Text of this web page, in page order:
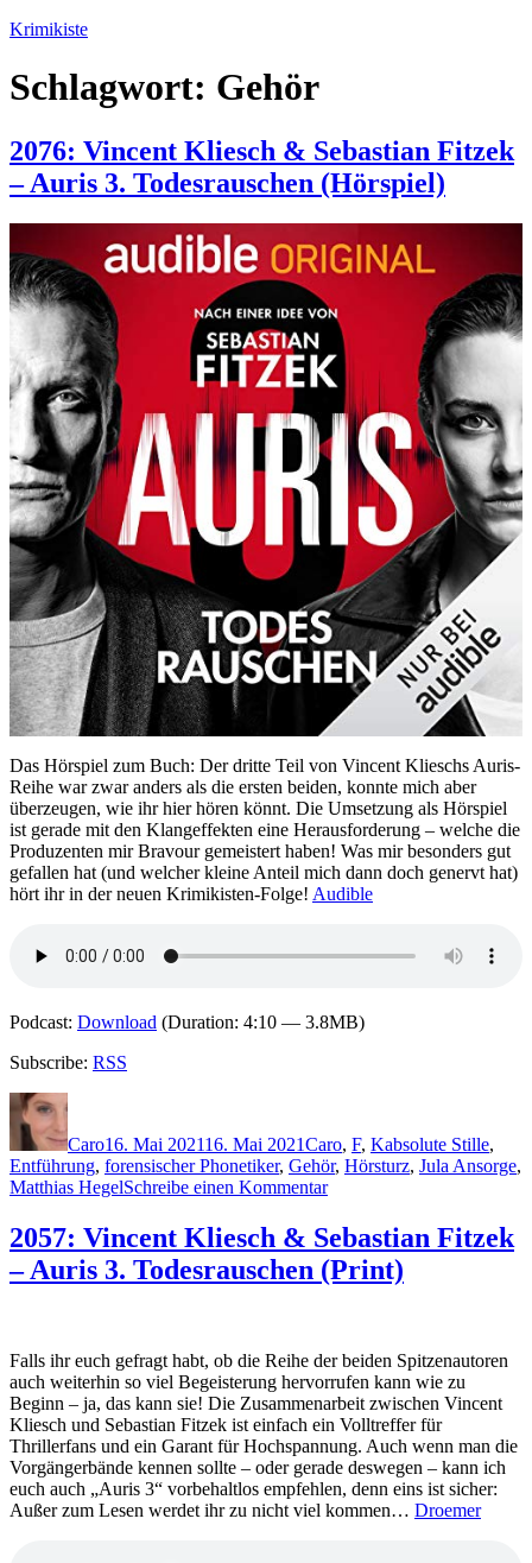
Zum
springen
Krimikiste
Schlagwort: Gehör
2076: Vincent Kliesch & Sebastian Fitzek
– Auris 3. Todesrauschen (Hörspiel)
Das Hörspiel zum Buch: Der dritte Teil von Vincent Klieschs Auris-
Reihe war zwar anders als die ersten beiden, konnte mich aber
überzeugen, wie ihr hier hören könnt. Die Umsetzung als Hörspiel
ist gerade mit den Klangeffekten eine Herausforderung – welche die
Produzenten mir Bravour gemeistert haben! Was mir besonders gut
gefallen hat (und welcher kleine Anteil mich dann doch genervt hat)
hört ihr in der neuen Krimikisten-Folge! Audible
Podcast: Download (Duration: 4:10 — 3.8MB)
Subscribe: RSS
Autor
Caro16. Mai 202116. Mai 2021Caro, F, Kabsolute Stille,
Entführung, forensischer Phonetiker, Gehör, Hörsturz, Jula Ansorge,
Matthias HegelSchreibe einen Kommentarzu
Vincent
Kliesch
&
Auris
3.
Todesrauschen
(Hörspiel)
2057: Vincent Kliesch & Sebastian Fitzek
– Auris 3. Todesrauschen (Print)
Falls ihr euch gefragt habt, ob die Reihe der beiden Spitzenautoren
auch weiterhin so viel Begeisterung hervorrufen kann wie zu
Beginn – ja, das kann sie! Die Zusammenarbeit zwischen Vincent
Kliesch und Sebastian Fitzek ist einfach ein Volltreffer für
Thrillerfans und ein Garant für Hochspannung. Auch wenn man die
Vorgängerbände kennen sollte – oder gerade deswegen – kann ich
euch auch „Auris 3“ vorbehaltlos empfehlen, denn eins ist sicher:
Außer zum Lesen werdet ihr zu nicht viel kommen… Droemer